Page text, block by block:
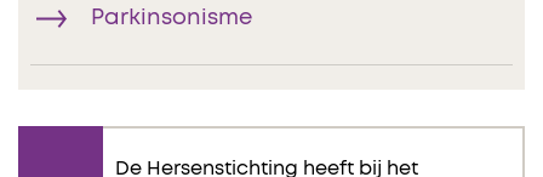
Parkinsonisme
De Hersenstichting heeft bij het